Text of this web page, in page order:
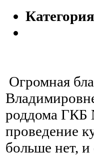
Огромная
роддома ГКБ
проведение
больше нет, и